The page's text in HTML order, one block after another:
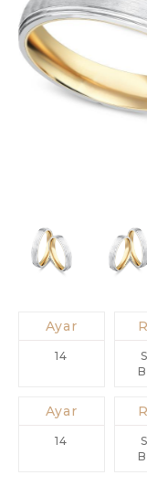
Ayar
14
Ayar
14